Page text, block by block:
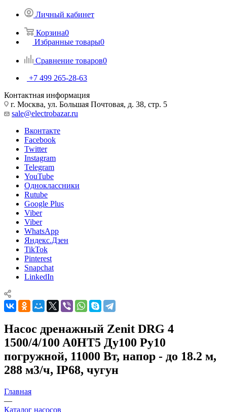
Личный кабинет
Корзина0
Избранные товары0
Сравнение товаров0
+7 499 265-28-63
Контактная информация
г. Москва, ул. Большая Почтовая, д. 38, стр. 5
sale@electrobazar.ru
Вконтакте
Facebook
Twitter
Instagram
Telegram
YouTube
Одноклассники
Rutube
Google Plus
Viber
Viber
WhatsApp
Яндекс.Дзен
TikTok
Pinterest
Snapchat
LinkedIn
Насос дренажный Zenit DRG 4
1500/4/100 A0HT5 Ду100 Ру10
погружной, 11000 Вт, напор - до 18.2 м,
288 м3/ч, IP68, чугун
Главная
—
Каталог насосов